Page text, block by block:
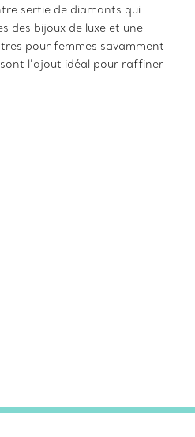
sertie de diamants qui
des bijoux de luxe et une
pour femmes savamment
l’ajout idéal pour raffiner